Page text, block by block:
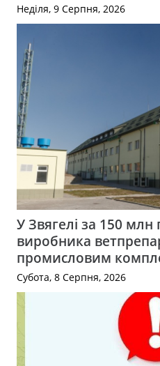
Неділя, 9 Серпня, 2026
У Звягелі за 150
виробника
промисловим
Субота, 8 Серпня, 2026